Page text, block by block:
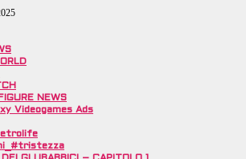
NEWS
Videogames Ads